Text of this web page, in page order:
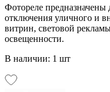
Фотореле предназначены
отключения уличного и
витрин, световой
освещенности.
В наличии: 1 шт